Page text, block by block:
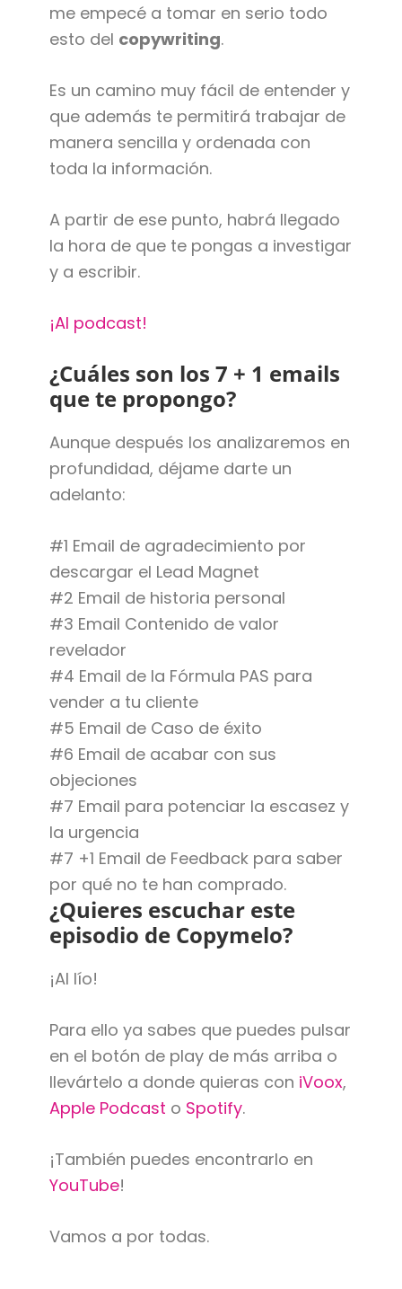
me empecé a tomar en serio todo
esto del copywriting.
Es un camino muy fácil de entender y
que además te permitirá trabajar de
manera sencilla y ordenada con
toda la información.
A partir de ese punto, habrá llegado
la hora de que te pongas a investigar
y a escribir.
¡Al podcast!
¿Cuáles son los 7 + 1 emails
que te propongo?
Aunque después los analizaremos en
profundidad, déjame darte un
adelanto:
#1 Email de agradecimiento por
descargar el Lead Magnet
#2 Email de historia personal
#3 Email Contenido de valor
revelador
#4 Email de la Fórmula PAS para
vender a tu cliente
#5 Email de Caso de éxito
#6 Email de acabar con sus
objeciones
#7 Email para potenciar la escasez y
la urgencia
#7 +1 Email de Feedback para saber
por qué no te han comprado.
¿Quieres escuchar este
episodio de Copymelo?
¡Al lío!
Para ello ya sabes que puedes pulsar
en el botón de play de más arriba o
llevártelo a donde quieras con iVoox,
Apple Podcast o Spotify.
¡También puedes encontrarlo en
YouTube!
Vamos a por todas.